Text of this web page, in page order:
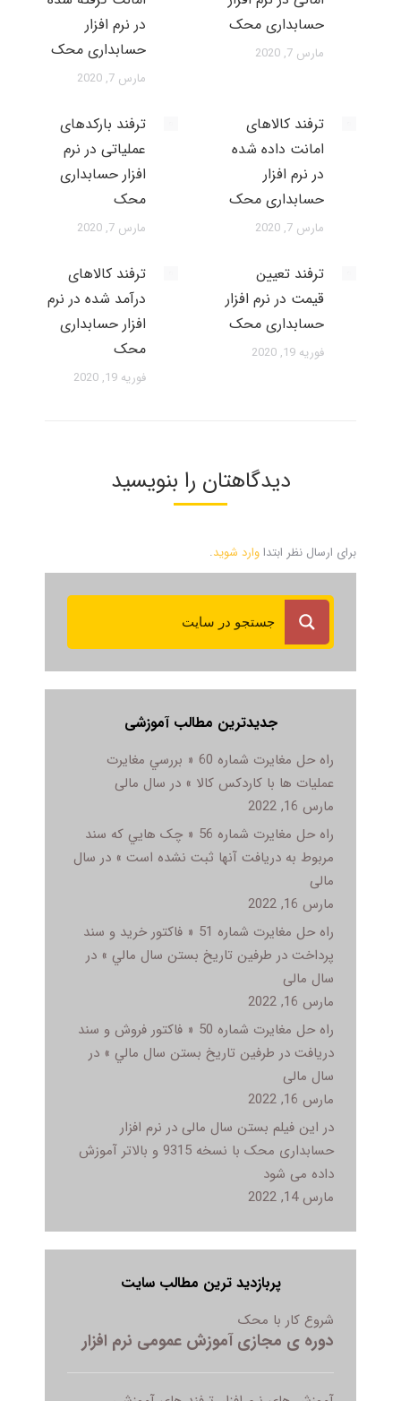
حسابداری محک
مارس 7, 2020
در نرم افزار
حسابداری محک
مارس 7, 2020
ترفند کالاهای
امانت داده شده
در نرم افزار
حسابداری محک
مارس 7, 2020
ترفند بارکدهای
عملیاتی در نرم
افزار حسابداری
محک
مارس 7, 2020
ترفند تعیین
قیمت در نرم افزار
حسابداری محک
فوریه 19, 2020
ترفند کالاهای
درآمد شده در نرم
افزار حسابداری
محک
فوریه 19, 2020
دیدگاهتان را بنویسید
برای ارسال نظر ابتداوارد شوید.
جدیدترین مطالب آموزشی
راه حل مغایرت شماره 60 « بررسي مغايرت
عمليات ها با کاردکس کالا » در سال مالی
مارس 16, 2022
راه حل مغایرت شماره 56 « چک هايي که سند
مربوط به دريافت آنها ثبت نشده است » در سال
مالی
مارس 16, 2022
راه حل مغایرت شماره 51 « فاکتور خريد و سند
پرداخت در طرفين تاريخ بستن سال مالي » در
سال مالی
مارس 16, 2022
راه حل مغایرت شماره 50 « فاکتور فروش و سند
دريافت در طرفين تاريخ بستن سال مالي » در
سال مالی
مارس 16, 2022
در این فیلم بستن سال مالی در نرم افزار
حسابداری محک با نسخه 9315 و بالاتر آموزش
داده می شود
مارس 14, 2022
پربازدید ترین مطالب سایت